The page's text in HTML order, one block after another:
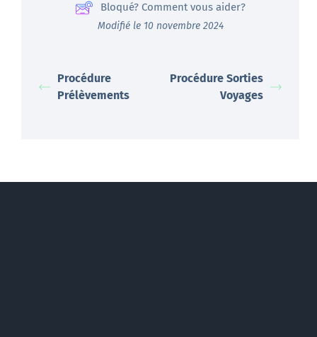
Bloqué? Comment vous aider?
Modifié le 10 novembre 2024
Procédure
Prélèvements
Procédure Sorties
Voyages